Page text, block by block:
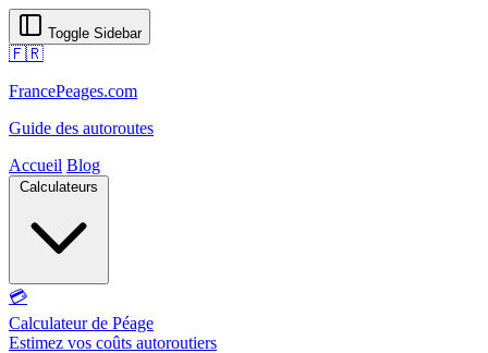
Toggle Sidebar
🇫🇷
FrancePeages.com
Guide des autoroutes
Accueil Blog
Calculateurs
💳
Calculateur de Péage
Estimez vos coûts autoroutiers